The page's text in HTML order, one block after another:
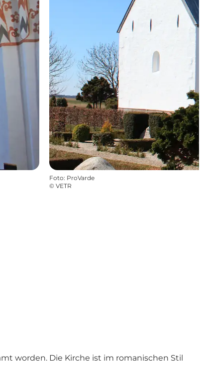
Foto: ProVarde
© VETR
worden. Die Kirche ist im romanischen Stil